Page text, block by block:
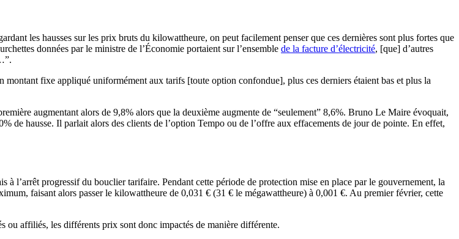
les hausses sur les prix bruts du kilowattheure, on peut facilement penser que ces dernières sont plus fortes que
données par le ministre de l’Économie portaient sur l’ensemble de la facture d’électricité, [que] d’autres
montant fixe appliqué uniformément aux tarifs [toute option confondue], plus ces derniers étaient bas et plus la
augmentant alors de 9,8% alors que la deuxième augmente de “seulement” 8,6%. Bruno Le Maire évoquait,
de hausse. Il parlait alors des clients de l’option Tempo ou de l’offre aux effacements de jour de pointe. En effet,
à l’arrêt progressif du bouclier tarifaire. Pendant cette période de protection mise en place par le gouvernement, la
faisant alors passer le kilowattheure de 0,031 € (31 € le mégawattheure) à 0,001 €. Au premier février, cette
ou affiliés, les différents prix sont donc impactés de manière différente.